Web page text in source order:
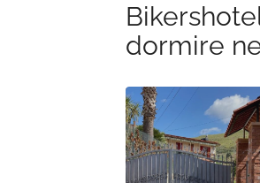
dormire